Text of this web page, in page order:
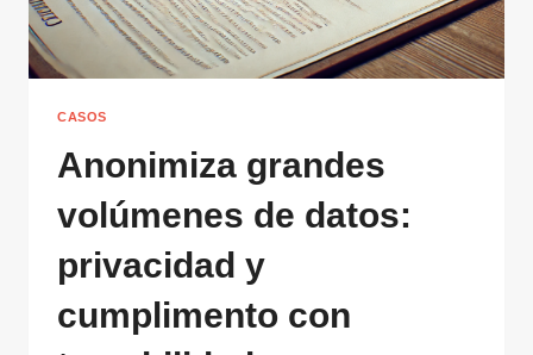
CASOS
Anonimiza grandes
volúmenes de datos:
privacidad y
cumplimento con